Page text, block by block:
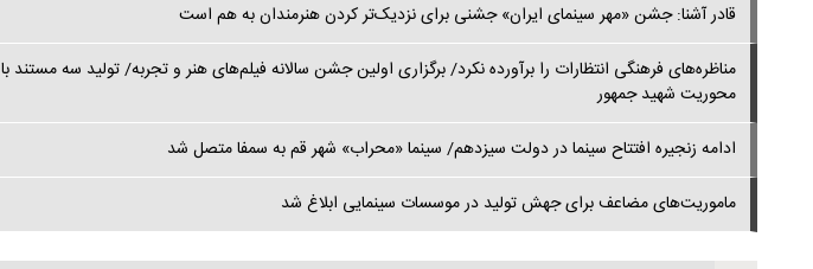
قادر آشنا: جشن «مهر سینمای ایران» جشنی برای نزدیک‌تر کردن هنرمندان به هم است
مناظره‌های فرهنگی انتظارات را برآورده نکرد/ برگزاری اولین جشن سالانه فیلم‌های هنر و تجربه/ تولید سه مستند با
محوریت شهید جمهور
ادامه زنجیره افتتاح سینما در دولت سیزدهم/ سینما «محراب» شهر قم به سمفا متصل شد
ماموریت‌های مضاعف برای جهش تولید در موسسات سینمایی ابلاغ شد